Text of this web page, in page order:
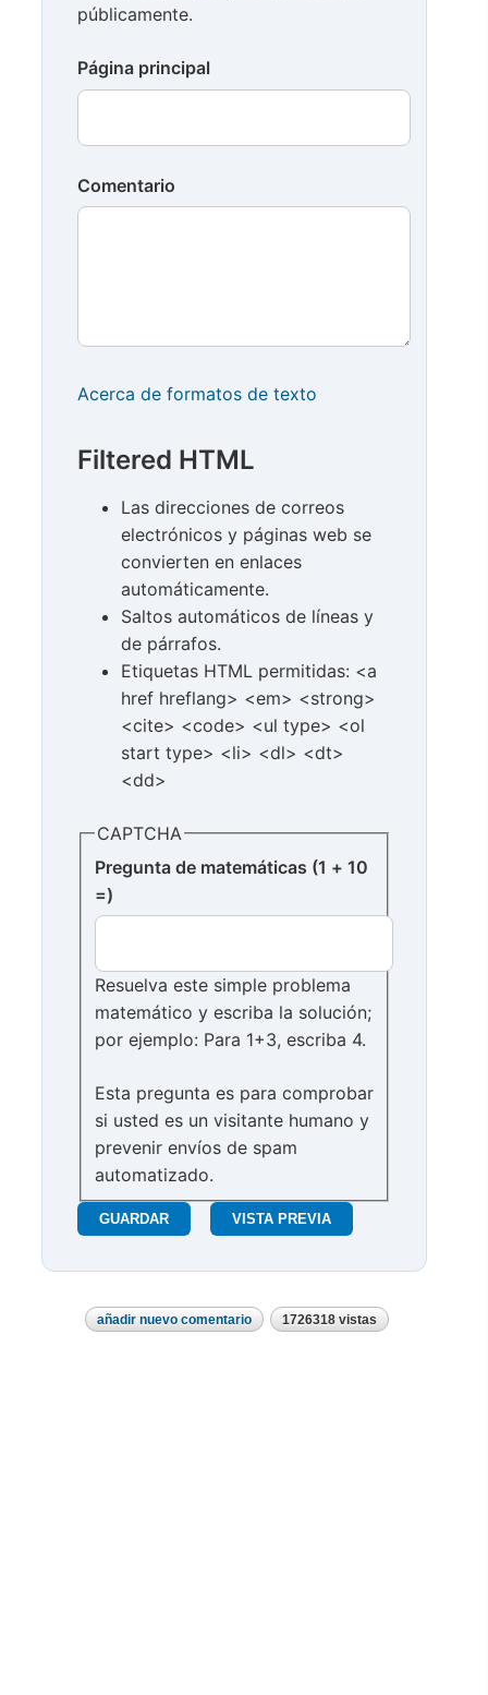
públicamente.
Página principal
Comentario
Acerca de formatos de texto
Filtered HTML
Las direcciones de correos
electrónicos y páginas web se
convierten en enlaces
automáticamente.
Saltos automáticos de líneas y
de párrafos.
Etiquetas HTML permitidas: <a
href hreflang> <em> <strong>
<cite> <code> <ul type> <ol
start type> <li> <dl> <dt>
<dd>
CAPTCHA
Pregunta de matemáticas (1 + 10
=)
Resuelva este simple problema
matemático y escriba la solución;
por ejemplo: Para 1+3, escriba 4.
Esta pregunta es para comprobar
si usted es un visitante humano y
prevenir envíos de spam
automatizado.
añadir nuevo comentario 1726318 vistas